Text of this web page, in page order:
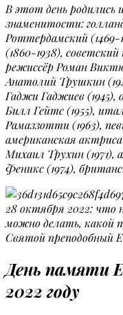
В этот день родились
знаменитости:
Роттердамский (1469-
(1860-1938),
режиссёр Роман
Анатолий Трушкин
Гаджи Гаджиев (1945),
Билл Гейтс (1955),
Рамаззотти (1963),
американская
Михаил Трухин (1971),
Феникс (1974),
Святой преподобный
День памяти
2022 году